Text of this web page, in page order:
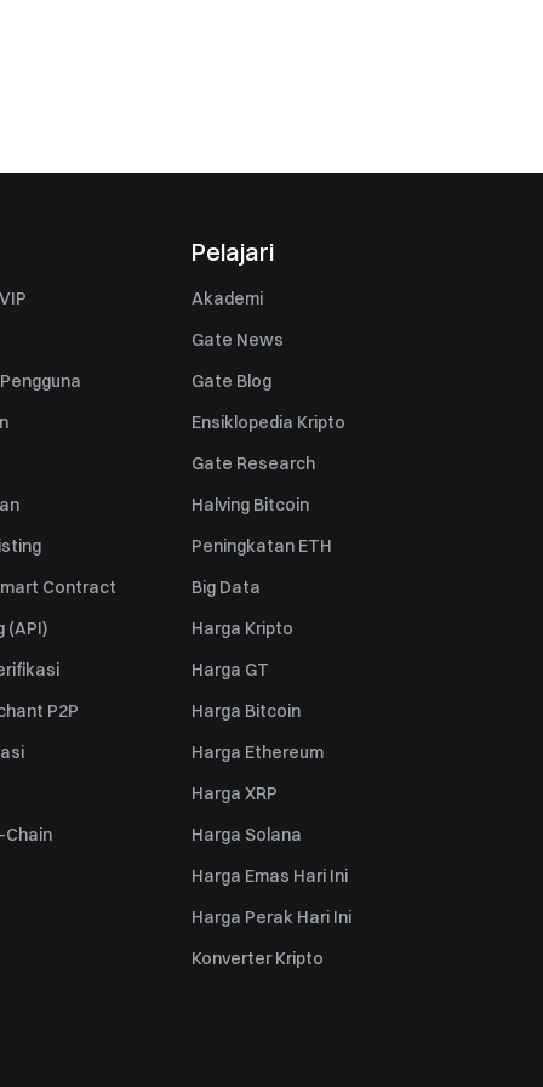
Contract
(API)
P2P
Chain
Pelajari
Akademi
Gate News
Gate Blog
Ensiklopedia Kripto
Gate Research
Halving Bitcoin
Peningkatan ETH
Big Data
Harga Kripto
Harga GT
Harga Bitcoin
Harga Ethereum
Harga XRP
Harga Solana
Harga Emas Hari Ini
Harga Perak Hari Ini
Konverter Kripto